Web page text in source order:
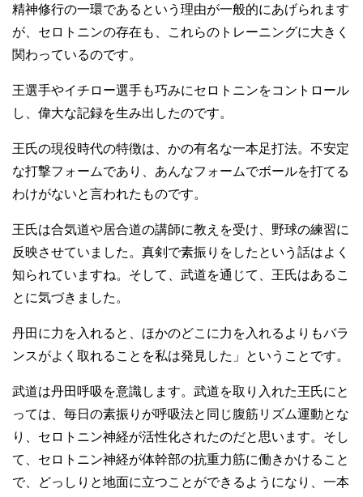
精神修行の一環であるという理由が一般的にあげられます
が、セロトニンの存在も、これらのトレーニングに大きく
関わっているのです。
王選手やイチロー選手も巧みにセロトニンをコントロール
し、偉大な記録を生み出したのです。
王氏の現役時代の特徴は、かの有名な一本足打法。不安定
な打撃フォームであり、あんなフォームでボールを打てる
わけがないと言われたものです。
王氏は合気道や居合道の講師に教えを受け、野球の練習に
反映させていました。真剣で素振りをしたという話はよく
知られていますね。そして、武道を通じて、王氏はあるこ
とに気づきました。
丹田に力を入れると、ほかのどこに力を入れるよりもバラ
ンスがよく取れることを私は発見した」ということです。
武道は丹田呼吸を意識します。武道を取り入れた王氏にと
っては、毎日の素振りが呼吸法と同じ腹筋リズム運動とな
り、セロトニン神経が活性化されたのだと思います。そし
て、セロトニン神経が体幹部の抗重力筋に働きかけること
で、どっしりと地面に立つことができるようになり、一本